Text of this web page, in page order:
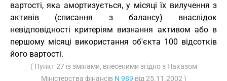
вартості, яка амортизується, у місяці їх вилучення з
активів (списання з балансу) внаслідок
невідповідності критеріям визнання активом або в
першому місяці використання об'єкта 100 відсотків
його вартості.
( Пункт 27 із змінами, внесеними згідно з Наказом
Міністерства фінансів N 989 від 25.11.2002 )